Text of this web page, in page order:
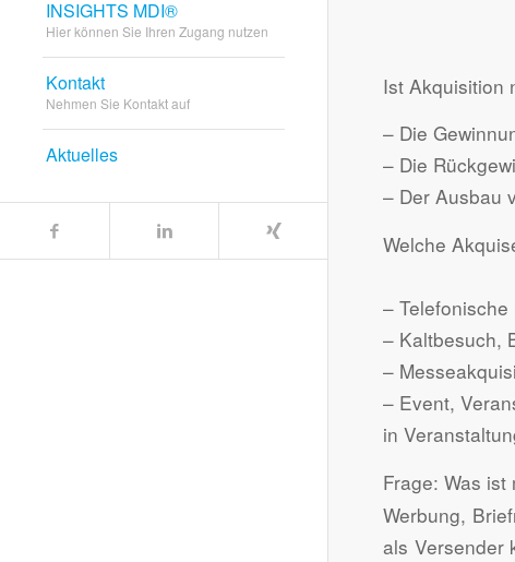
INSIGHTS MDI®
Hier können Sie Ihren Zugang nutzen
Kontakt
Nehmen Sie Kontakt auf
Aktuelles
Ist Akquisition
– Die
– Die
– Der Ausbau
Welche
–
– Kaltbesuch,
–
– Event,
in
Frage: Was ist
Werbung,
als Versender